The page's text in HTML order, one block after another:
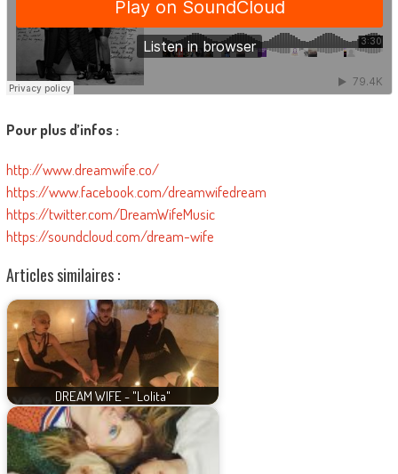
Pour plus d’infos :
http://www.dreamwife.co/
https://www.facebook.com/dreamwifedream
https://twitter.com/DreamWifeMusic
https://soundcloud.com/dream-wife
Articles similaires :
DREAM WIFE - "Lolita"